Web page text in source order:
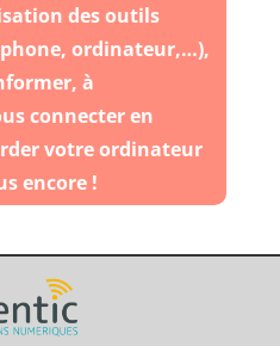
des outils
ordinateur,…),
à
connecter en
votre ordinateur
encore !